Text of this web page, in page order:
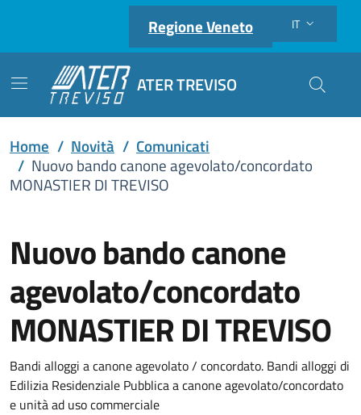
Regione Veneto Lingua attiva:
IT
ATER TREVISO Cerca
Home / Novità / Comunicati
/ Nuovo bando canone agevolato/concordato
MONASTIER DI TREVISO
Nuovo bando canone
agevolato/concordato
MONASTIER DI TREVISO
Dettagli della notizia
Bandi alloggi a canone agevolato / concordato. Bandi alloggi di
Edilizia Residenziale Pubblica a canone agevolato/concordato
e unità ad uso commerciale